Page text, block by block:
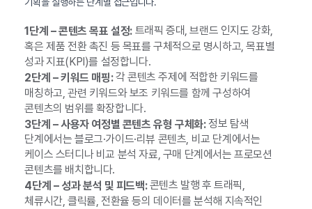
1단계 – 콘텐츠 목표 설정:트래픽 증대, 브랜드 인지도 강화,
혹은 제품 전환 촉진 등 목표를 구체적으로 명시하고, 목표별
성과 지표(KPI)를 설정합니다.
2단계 – 키워드 매핑:각 콘텐츠 주제에 적합한 키워드를
매칭하고, 관련 키워드와 보조 키워드를 함께 구성하여
콘텐츠의 범위를 확장합니다.
3단계 – 사용자 여정별 콘텐츠 유형 구체화:정보 탐색
단계에서는 블로그·가이드·리뷰 콘텐츠, 비교 단계에서는
케이스 스터디나 비교 분석 자료, 구매 단계에서는 프로모션
콘텐츠를 배치합니다.
4단계 – 성과 분석 및 피드백:콘텐츠 발행 후 트래픽,
체류시간, 클릭률, 전환율 등의 데이터를 분석해 지속적인